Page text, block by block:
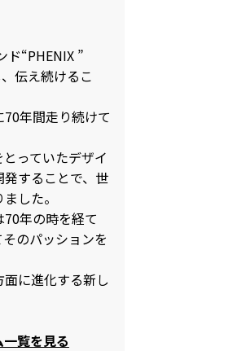
“PHENIX ”
伝え続けるこ
年間走り続けて
っていたデザイ
することで、世
した。
年の時を経て
のパッションを
に進化する新し
覧を見る